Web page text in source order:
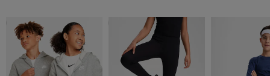
Member Katso hintaa